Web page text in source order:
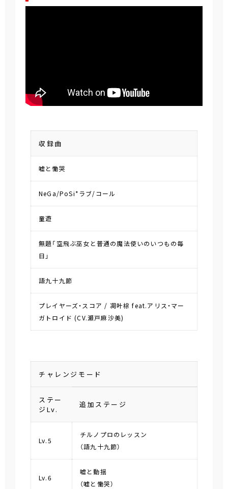
収録曲
嘘と慟哭
NeGa/PoSi*ラブ/コール
童遊
無題「空飛ぶ巫女と普通の魔法使いのいつもの毎
日」
語九十九節
プレイヤーズ・スコア / 凋叶棕 feat.アリス・マー
ガトロイド (CV.瀬戸麻沙美)
チャレンジモード
ステー
ジLv.
追加ステージ
Lv.5
チルノプロのレッスン
（語九十九節）
Lv.6
嘘と動揺
（嘘と慟哭）